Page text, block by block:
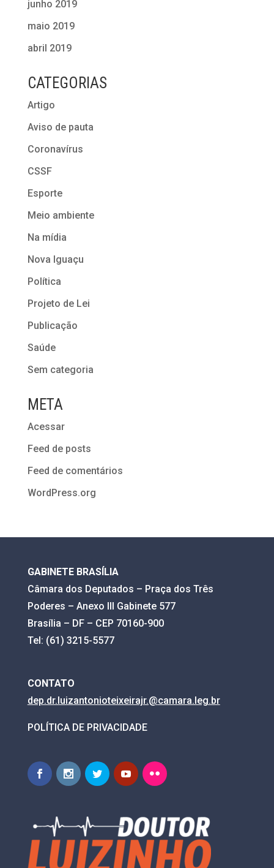
junho 2019
maio 2019
abril 2019
CATEGORIAS
Artigo
Aviso de pauta
Coronavírus
CSSF
Esporte
Meio ambiente
Na mídia
Nova Iguaçu
Política
Projeto de Lei
Publicação
Saúde
Sem categoria
META
Acessar
Feed de posts
Feed de comentários
WordPress.org
GABINETE BRASÍLIA
Câmara dos Deputados – Praça dos Três
Poderes – Anexo III Gabinete 577
Brasília – DF – CEP 70160-900
Tel: (61) 3215-5577
CONTATO
dep.dr.luizantonioteixeirajr.@camara.leg.br
POLÍTICA DE PRIVACIDADE